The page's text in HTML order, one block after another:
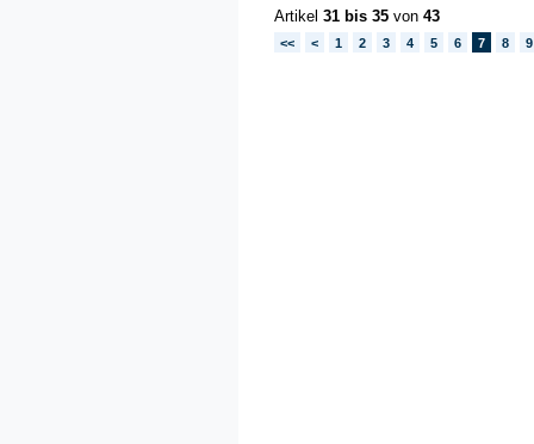
Artikel 31 bis 35von 43
<< < 1 2 3 4 5 6 7 8 9